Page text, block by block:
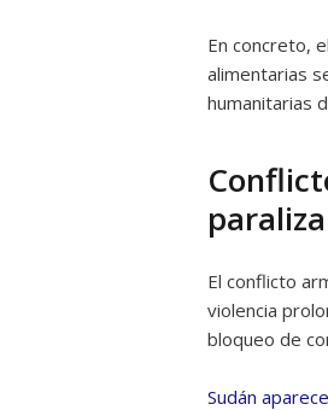
En concreto,
alimentarias
humanitarias
El conflicto
violencia
bloqueo de
Sudán